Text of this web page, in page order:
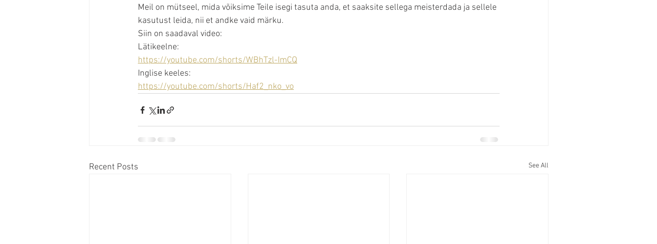
Meil on mütseel, mida võiksime Teile isegi tasuta anda, et saaksite sellega meisterdada ja sellele
kasutust leida, nii et andke vaid märku.
Siin on saadaval video:
Lätikeelne:
https://youtube.com/shorts/WBhTzl-ImCQ
Inglise keeles:
https://youtube.com/shorts/Haf2_nko_vo
Recent Posts See All